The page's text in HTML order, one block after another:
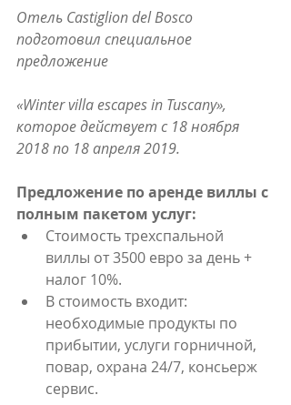
Отель Castiglion del Bosco
подготовил специальное
предложение
«Winter villa escapes in Tuscany»,
которое действует с 18 ноября
2018 по 18 апреля 2019.
Предложение по аренде виллы с
полным пакетом услуг:
Стоимость трехспальной
виллы от 3500 евро за день +
налог 10%.
В стоимость входит:
необходимые продукты по
прибытии, услуги горничной,
повар, охрана 24/7, консьерж
сервис.